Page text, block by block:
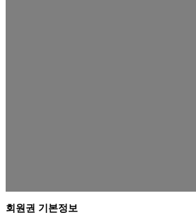
회원권 기본정보